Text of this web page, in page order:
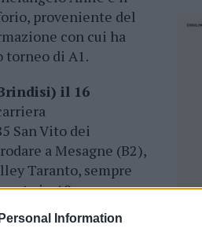
Information
proveniente del
con cui ha
torneo di A1.
il 16
San Vito dei
a Mesagne (B2),
Taranto, sempre
in A2 per
cui ha militato per